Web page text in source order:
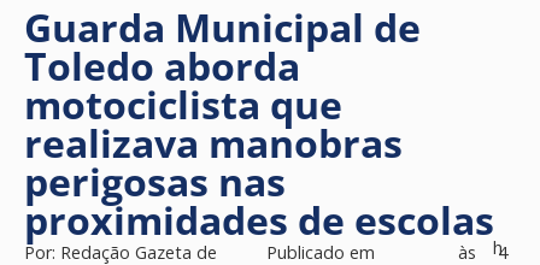
Guarda Municipal de
Toledo aborda
motociclista que
realizava manobras
perigosas nas
proximidades de escolas
Por: Redação Gazeta de
Publicado em
às
h4